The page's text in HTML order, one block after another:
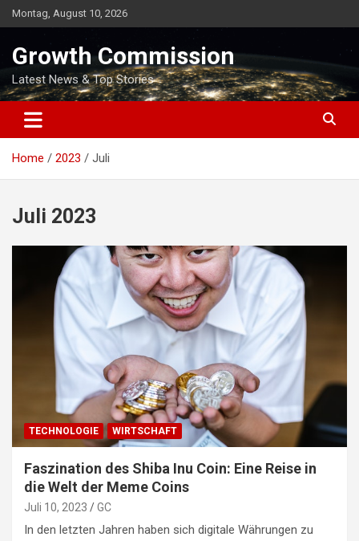
Skip
to
Montag, August 10, 2026
Growth Commission
Latest News & Top Stories
Home 2023 Juli
Juli 2023
TECHNOLOGIE WIRTSCHAFT
Faszination des Shiba Inu Coin: Eine Reise in
die Welt der Meme Coins
Juli 10, 2023 GC
In den letzten Jahren haben sich digitale Währungen zu